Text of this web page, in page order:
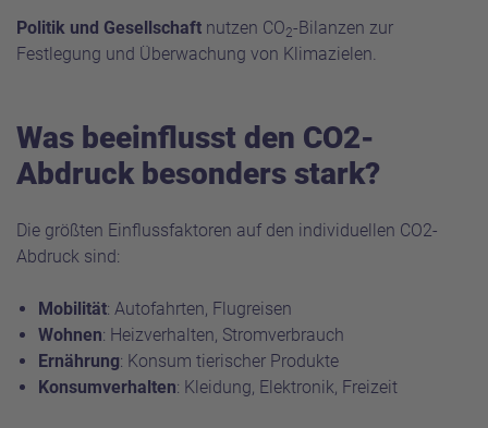
Politik und Gesellschaft nutzen CO2-Bilanzen zur
Festlegung und Überwachung von Klimazielen.
Was beeinflusst den CO2-
Abdruck besonders stark?
Die größten Einflussfaktoren auf den individuellen CO2-
Abdruck sind:
Mobilität: Autofahrten, Flugreisen
Wohnen: Heizverhalten, Stromverbrauch
Ernährung: Konsum tierischer Produkte
Konsumverhalten: Kleidung, Elektronik, Freizeit